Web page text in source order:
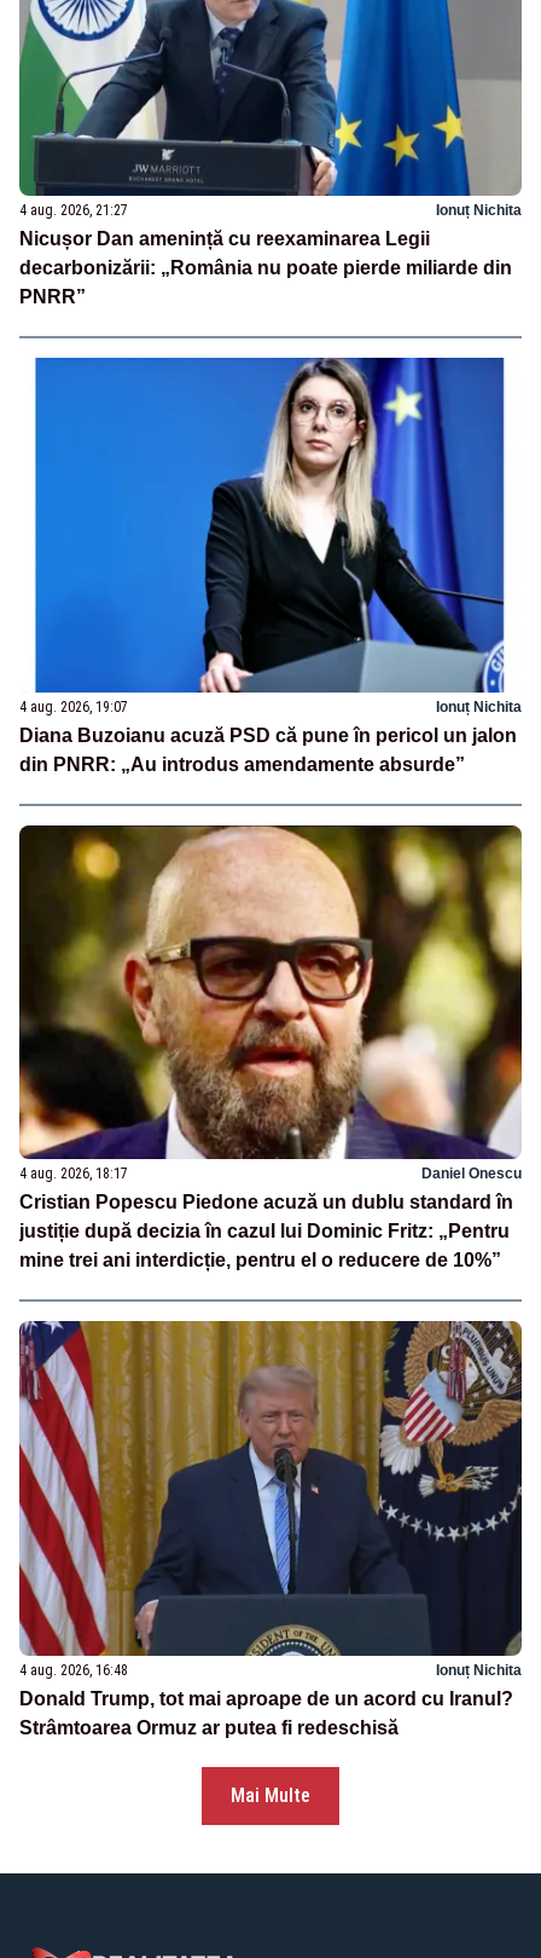
4 aug. 2026, 21:27 Ionuț Nichita
Nicușor Dan amenință cu reexaminarea Legii
decarbonizării: „România nu poate pierde miliarde din
PNRR”
4 aug. 2026, 19:07 Ionuț Nichita
Diana Buzoianu acuză PSD că pune în pericol un jalon
din PNRR: „Au introdus amendamente absurde”
4 aug. 2026, 18:17 Daniel Onescu
Cristian Popescu Piedone acuză un dublu standard în
justiție după decizia în cazul lui Dominic Fritz: „Pentru
mine trei ani interdicție, pentru el o reducere de 10%”
4 aug. 2026, 16:48 Ionuț Nichita
Donald Trump, tot mai aproape de un acord cu Iranul?
Strâmtoarea Ormuz ar putea fi redeschisă
Mai Multe